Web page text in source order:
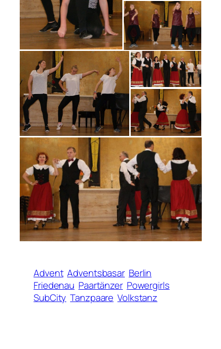
Advent Adventsbasar Berlin
Friedenau Paartänzer Powergirls
SubCity Tanzpaare Volkstanz